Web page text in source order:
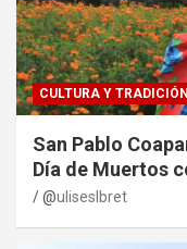
CULTURA Y TRADICIÓN
San Pablo
Día de Muertos
@uliseslbret